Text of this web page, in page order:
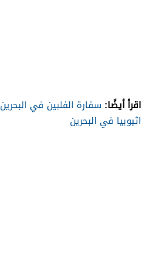
اقرأ أيضًا: سفارة الفلبين في البحرين
اثيوبيا في البحرين